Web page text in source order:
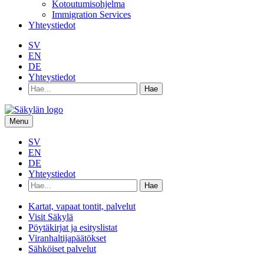
Kotoutumisohjelma
Immigration Services
Yhteystiedot
SV
EN
DE
Yhteystiedot
Hae
hakusanalla:
Menu
SV
EN
DE
Yhteystiedot
Hae
hakusanalla:
Kartat, vapaat tontit, palvelut
Visit Säkylä
Pöytäkirjat ja esityslistat
Viranhaltijapäätökset
Sähköiset palvelut